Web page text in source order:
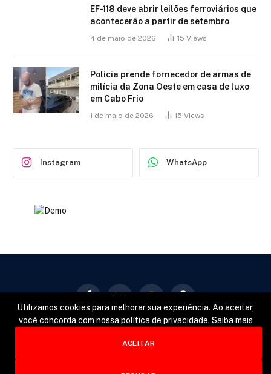
EF-118 deve abrir leilões ferroviários que
acontecerão a partir de setembro
4 de maio de 2026 15 Views
Polícia prende fornecedor de armas de
milícia da Zona Oeste em casa de luxo
em Cabo Frio
1 de maio de 2026 15 Views
Instagram WhatsApp
(Twitter)
Utilizamos cookies para melhorar sua experiência. Ao aceitar,
você concorda com nossa política de privacidade. Saiba mais
ACEITAR